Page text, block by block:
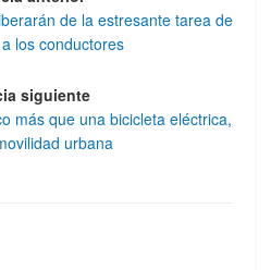
de la estresante tarea de
los conductores
siguiente
más que una bicicleta eléctrica,
urbana